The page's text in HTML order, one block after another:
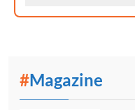
#Magazine